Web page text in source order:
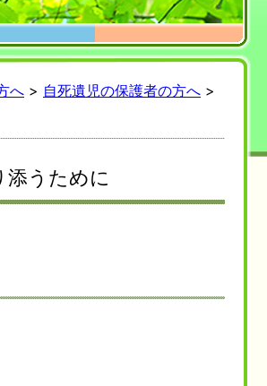
へ > 自死遺児の保護者の方へ >
うために